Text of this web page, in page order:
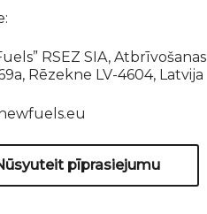
RSEZ SIA, Atbrīvošanas
Rēzekne LV-4604, Latvija
pīprasiejumu